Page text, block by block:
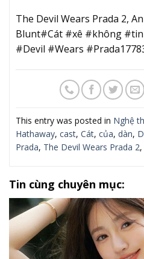
The Devil Wears Prada 2,
Blunt#Cát #xê #không
#Devil #Wears
This entry was posted in Nghệ
Hathaway, cast, Cát, của, dàn,
Prada, The Devil Wears Prada 2,
Tin cùng chuyên mục: